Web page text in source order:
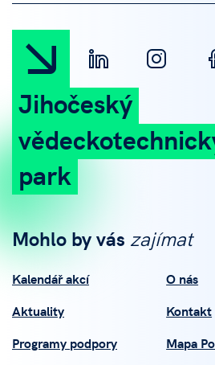
Jihočeský
park
Mohlo by vás zajímat
Kalendář akcí
Aktuality
Programy podpory
O nás
Kontakt
Mapa